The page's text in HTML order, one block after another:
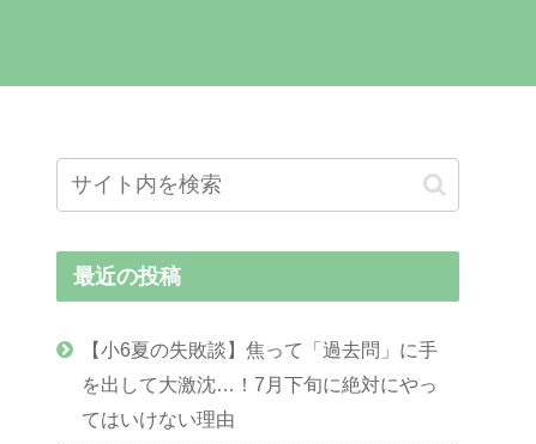
最近の投稿
【小6夏の失敗談】焦って「過去問」に手
を出して大激沈…！7月下旬に絶対にやっ
てはいけない理由